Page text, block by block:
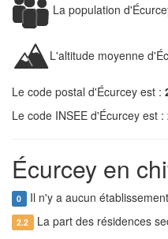
La population
L'altitude moyenne
Le code postal d'Écurcey est :
Le code INSEE d'Écurcey est :
Écurcey en
0 Il n'y a aucun
2.2 La part des résidences